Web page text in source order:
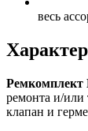
весь
Ремкомплект
ремонта и/
клапан и